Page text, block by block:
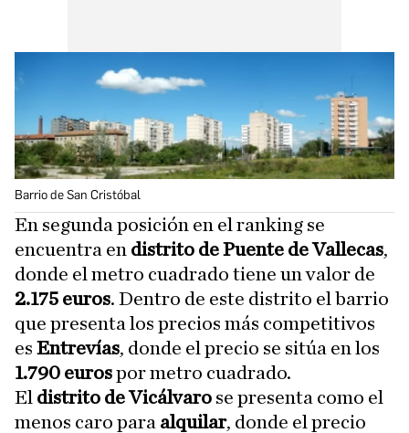
Barrio de San Cristóbal
En segunda posición en el ranking se
encuentra en distrito de Puente de Vallecas,
donde el metro cuadrado tiene un valor de
2.175 euros. Dentro de este distrito el barrio
que presenta los precios más competitivos
es Entrevías, donde el precio se sitúa en los
1.790 eurospor metro cuadrado.
El distrito de Vicálvaro se presenta como el
menos caro para alquilar, donde el precio